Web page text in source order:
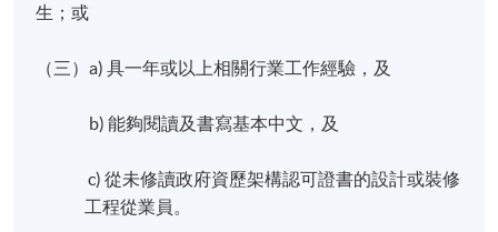
生；或
（三）a) 具一年或以上相關行業工作經驗，及
b) 能夠閱讀及書寫基本中文，及
c) 從未修讀政府資歷架構認可證書的設計或裝修
工程從業員。